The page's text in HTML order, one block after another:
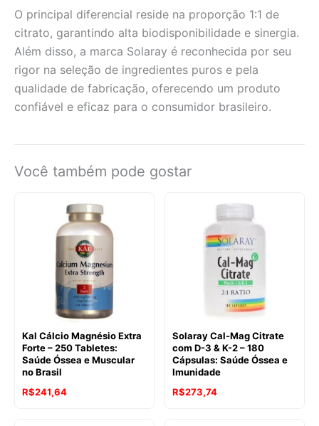
O principal diferencial reside na proporção 1:1 de
citrato, garantindo alta biodisponibilidade e sinergia.
Além disso, a marca Solaray é reconhecida por seu
rigor na seleção de ingredientes puros e pela
qualidade de fabricação, oferecendo um produto
confiável e eficaz para o consumidor brasileiro.
Você também pode gostar
Kal Cálcio Magnésio Extra
Forte – 250 Tabletes:
Saúde Óssea e Muscular
no Brasil
R$241,64
Solaray Cal-Mag Citrate
com D-3 & K-2 – 180
Cápsulas: Saúde Óssea e
Imunidade
R$273,74